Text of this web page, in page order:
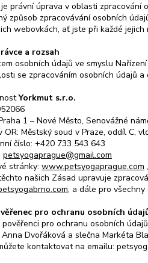
je právní úprava v oblasti zpracování
způsob zpracovávání osobních
webovkách, ať jste při každé jejich
a rozsah
osobních údajů ve smyslu
se zpracováním osobních údajů
Yorkmut s.r.o.
1 – Nové Město, Senovážné
OR: Městský soud v Praze, oddíl C,
číslo: +420 733 543 643
petsyogaprague@gmail.com
stránky: www.petsyogaprague.com ,
našich Zásad upravuje
, a dále pro
pro ochranu osobních
pověřenci pro ochranu osobních
Dvořáková a slečna Markéta
kontaktovat na emailu: